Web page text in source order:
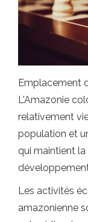
Emplacement
L'Amazonie
relativement
population et
qui maintient
Les activités
amazonienne